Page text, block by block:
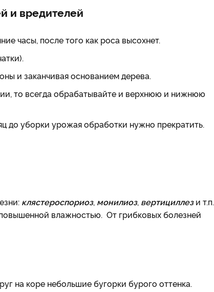
и вредителей
часы, после того как роса высохнет.
и заканчивая основанием дерева.
то всегда обрабатывайте и верхнюю и нижнюю
до уборки урожая обработки нужно прекратить.
клястероспориоз, монилиоз, вертициллези т.п.
влажностью. От грибковых болезней
на коре небольшие бугорки бурого оттенка.